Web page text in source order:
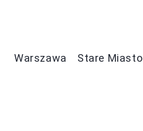
Warszawa Stare Miasto